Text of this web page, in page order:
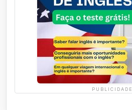
PUBLICIDADE